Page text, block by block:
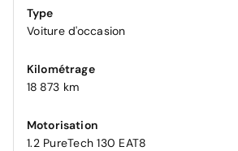
Type
Voiture d'occasion
Kilométrage
18 873 km
Motorisation
1.2 PureTech 130 EAT8